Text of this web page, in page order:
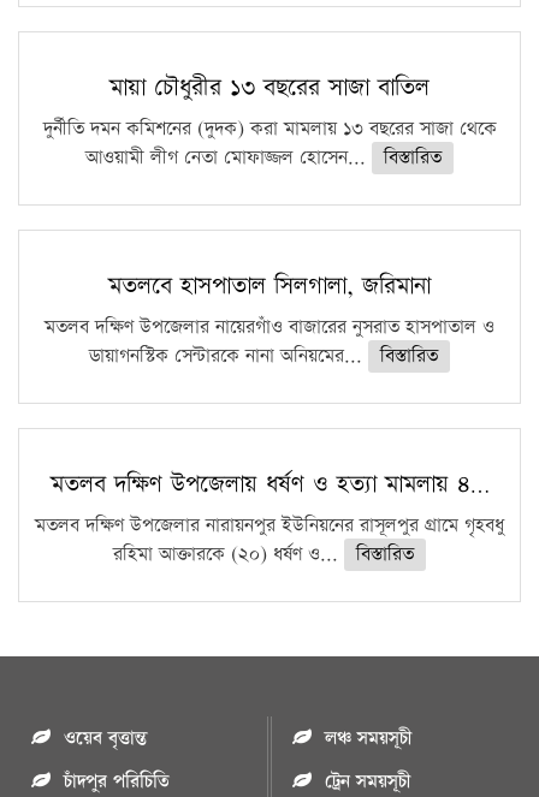
মায়া চৌধুরীর ১৩ বছরের সাজা বাতিল
দুর্নীতি দমন কমিশনের (দুদক) করা মামলায় ১৩ বছরের সাজা থেকে
আওয়ামী লীগ নেতা মোফাজ্জল হোসেন...
বিস্তারিত
মতলবে হাসপাতাল সিলগালা, জরিমানা
মতলব দক্ষিণ উপজেলার নায়েরগাঁও বাজারের নুসরাত হাসপাতাল ও
ডায়াগনস্টিক সেন্টারকে নানা অনিয়মের...
বিস্তারিত
মতলব দক্ষিণ উপজেলায় ধর্ষণ ও হত্যা মামলায় ৪…
মতলব দক্ষিণ উপজেলার নারায়নপুর ইউনিয়নের রাসূলপুর গ্রামে গৃহবধু
রহিমা আক্তারকে (২০) ধর্ষণ ও...
বিস্তারিত
ওয়েব বৃত্তান্ত
চাঁদপুর পরিচিতি
লঞ্চ সময়সূচী
ট্রেন সময়সূচী